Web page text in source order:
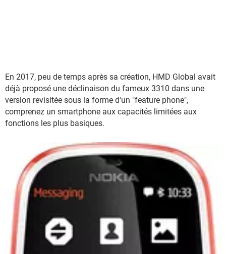
En 2017, peu de temps après sa création, HMD Global avait
déjà proposé une déclinaison du fameux 3310 dans une
version revisitée sous la forme d'un "feature phone",
comprenez un smartphone aux capacités limitées aux
fonctions les plus basiques.